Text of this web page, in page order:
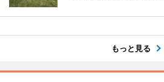
もっと見る